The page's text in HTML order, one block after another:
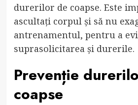
durerilor de coapse. Este
ascultați corpul și să nu
antrenamentul, pentru a
suprasolicitarea și durerile.
Prevenție
coapse